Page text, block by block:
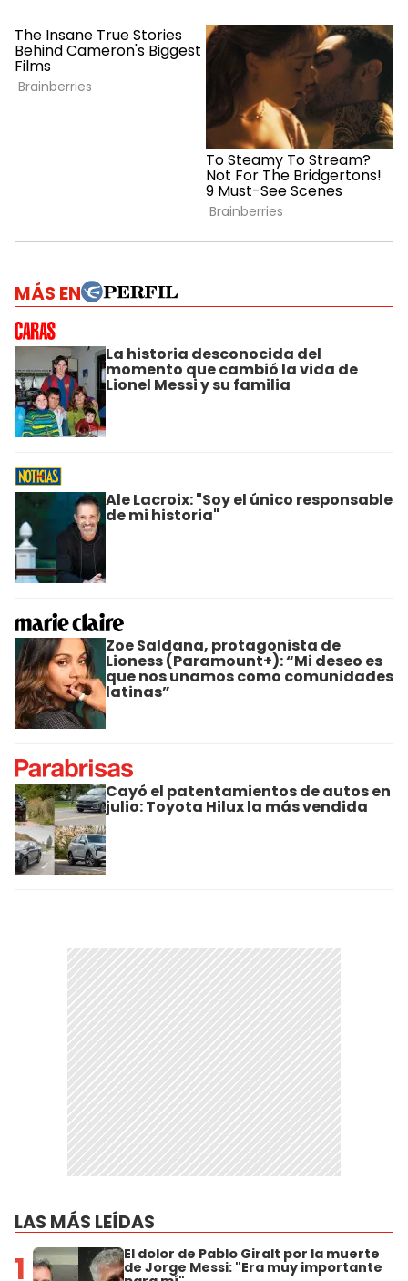
MÁS EN
La historia desconocida del
momento que cambió la vida de
Lionel Messi y su familia
Ale Lacroix: "Soy el único responsable
de mi historia"
Zoe Saldana, protagonista de
Lioness (Paramount+): “Mi deseo es
que nos unamos como comunidades
latinas”
Cayó el patentamientos de autos en
julio: Toyota Hilux la más vendida
LAS MÁS LEÍDAS
1 El dolor de Pablo Giralt por la muerte
de Jorge Messi: "Era muy importante